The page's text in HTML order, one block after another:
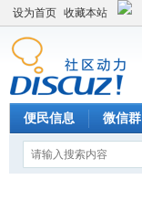
设为首页 收藏本站
便民信息 微信群